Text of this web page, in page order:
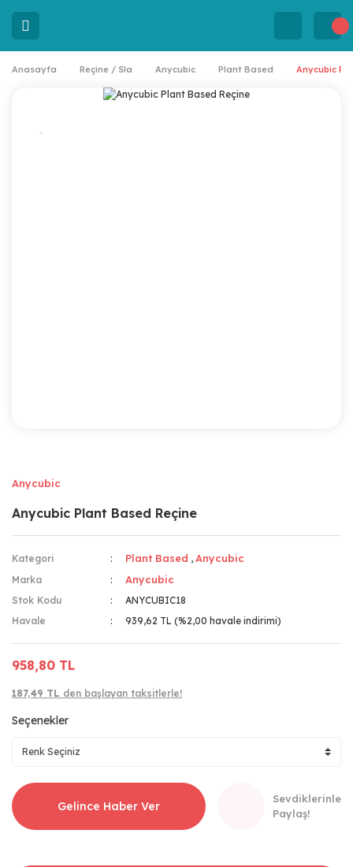
Anasayfa Reçine / Sla Anycubic Plant Based Anycubic
Anycubic
Anycubic Plant Based Reçine
Kategori Plant Based ,Anycubic
Marka Anycubic
Stok Kodu
ANYCUBIC18
Havale
939,62 TL (%2,00 havale indirimi)
958,80 TL
187,49 TL den başlayan taksitlerle!
Seçenekler
Gelince Haber Ver
Sevdiklerinle
Paylaş!